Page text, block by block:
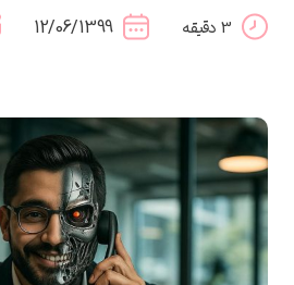
3 دقیقه 12/06/1399